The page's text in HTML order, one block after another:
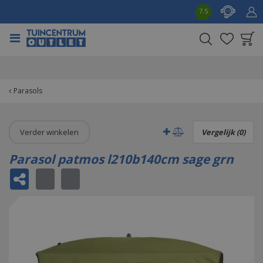
Parasols
7.5
Verder winkelen Vergelijk (0)
Parasol patmos l210b140cm sage grn